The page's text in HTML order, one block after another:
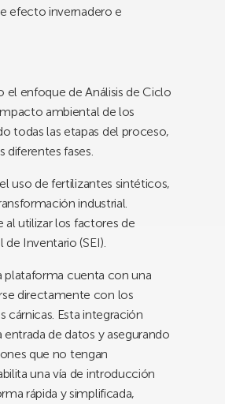
efecto invernadero e
el enfoque de Análisis de Ciclo
ambiental de los
todas las etapas del proceso,
diferentes fases.
uso de fertilizantes sintéticos,
industrial.
al utilizar los factores de
Inventario (SEI).
plataforma cuenta con una
directamente con los
cárnicas. Esta integración
de datos y asegurando
que no tengan
una vía de introducción
rápida y simplificada,